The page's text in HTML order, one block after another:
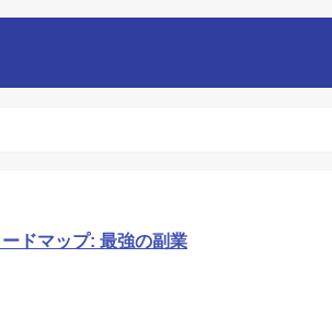
ドマップ: 最強の副業